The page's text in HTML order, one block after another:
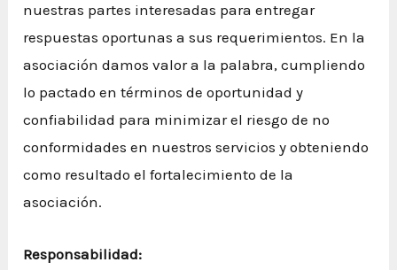
nuestras partes interesadas para entregar
respuestas oportunas a sus requerimientos. En la
asociación damos valor a la palabra, cumpliendo
lo pactado en términos de oportunidad y
confiabilidad para minimizar el riesgo de no
conformidades en nuestros servicios y obteniendo
como resultado el fortalecimiento de la
asociación.
Responsabilidad: